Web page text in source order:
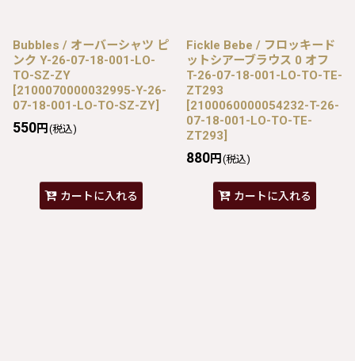
Bubbles / オーバーシャツ ピ
ンク Y-26-07-18-001-LO-
TO-SZ-ZY
[2100070000032995-Y-26-
07-18-001-LO-TO-SZ-ZY]
550円 (税込)
カートに入れる
Fickle Bebe / フロッキード
ットシアーブラウス 0 オフ
T-26-07-18-001-LO-TO-TE-
ZT293
[2100060000054232-T-26-
07-18-001-LO-TO-TE-
ZT293]
880円 (税込)
カートに入れる